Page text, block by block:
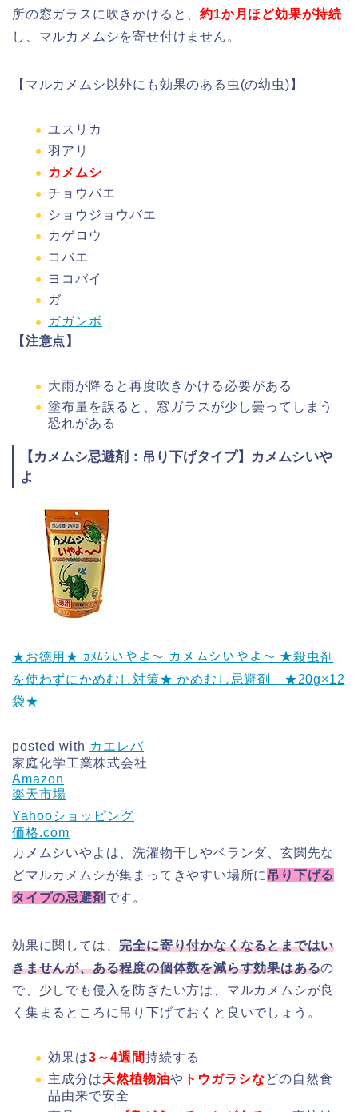
所の窓ガラスに吹きかけると、約1か月ほど効果が持続
し、マルカメムシを寄せ付けません。
【マルカメムシ以外にも効果のある虫(の幼虫)】
ユスリカ
羽アリ
カメムシ
チョウバエ
ショウジョウバエ
カゲロウ
コバエ
ヨコバイ
ガ
ガガンボ
【注意点】
大雨が降ると再度吹きかける必要がある
塗布量を誤ると、窓ガラスが少し曇ってしまう
恐れがある
【カメムシ忌避剤：吊り下げタイプ】カメムシいや
よ
★お徳用★ ｶﾒﾑｼいやよ～ カメムシいやよ～ ★殺虫剤
を使わずにかめむし対策★ かめむし忌避剤 ★20g×12
袋★
posted with カエレバ
家庭化学工業株式会社
Amazon
楽天市場
Yahooショッピング
価格.com
カメムシいやよは、洗濯物干しやベランダ、玄関先な
どマルカメムシが集まってきやすい場所に 吊り下げる
タイプの忌避剤 です。
効果に関しては、完全に寄り付かなくなるとまではい
きませんが、ある程度の個体数を減らす効果はあるの
で、少しでも侵入を防ぎたい方は、マルカメムシが良
く集まるところに吊り下げておくと良いでしょう。
効果は3～4週間持続する
主成分は天然植物油や トウガラシなどの自然食
品由来で安全